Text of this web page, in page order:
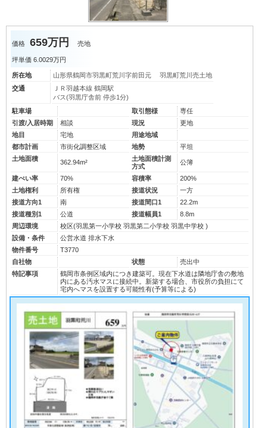
価格 659万円 売地
坪単価 6.0029万円
所在地
山形県鶴岡市羽黒町荒川字前田元 羽黒町荒川売土地
交通
ＪＲ羽越本線 鶴岡駅
バス(羽黒庁舎前 停歩1分)
駐車場
取引態様
専任
引渡/入居時期
相談 現況
更地
地目
宅地
用途地域
都市計画
市街化調整区域 地勢
平坦
土地面積
362.94m²
土地面積計測
方式
公簿
建ぺい率 70% 容積率
200%
土地権利
所有権 接道状況
一方
接道方向1
南 接道間口1
22.2m
接道種別1
公道 接道幅員1
8.8m
周辺環境
校区(羽黒第一小学校 羽黒第二小学校 羽黒中学校 )
設備・条件
公営水道 排水下水
物件番号
T3770
自社物
状態
売出中
特記事項
鶴岡市条例区域内につき建築可。現在下水道は隣地庁舎の敷地
内にある汚水マスに接続中。新築する場合、市役所の負担にて
宅内へマスを設置する可能性有(予算等による)